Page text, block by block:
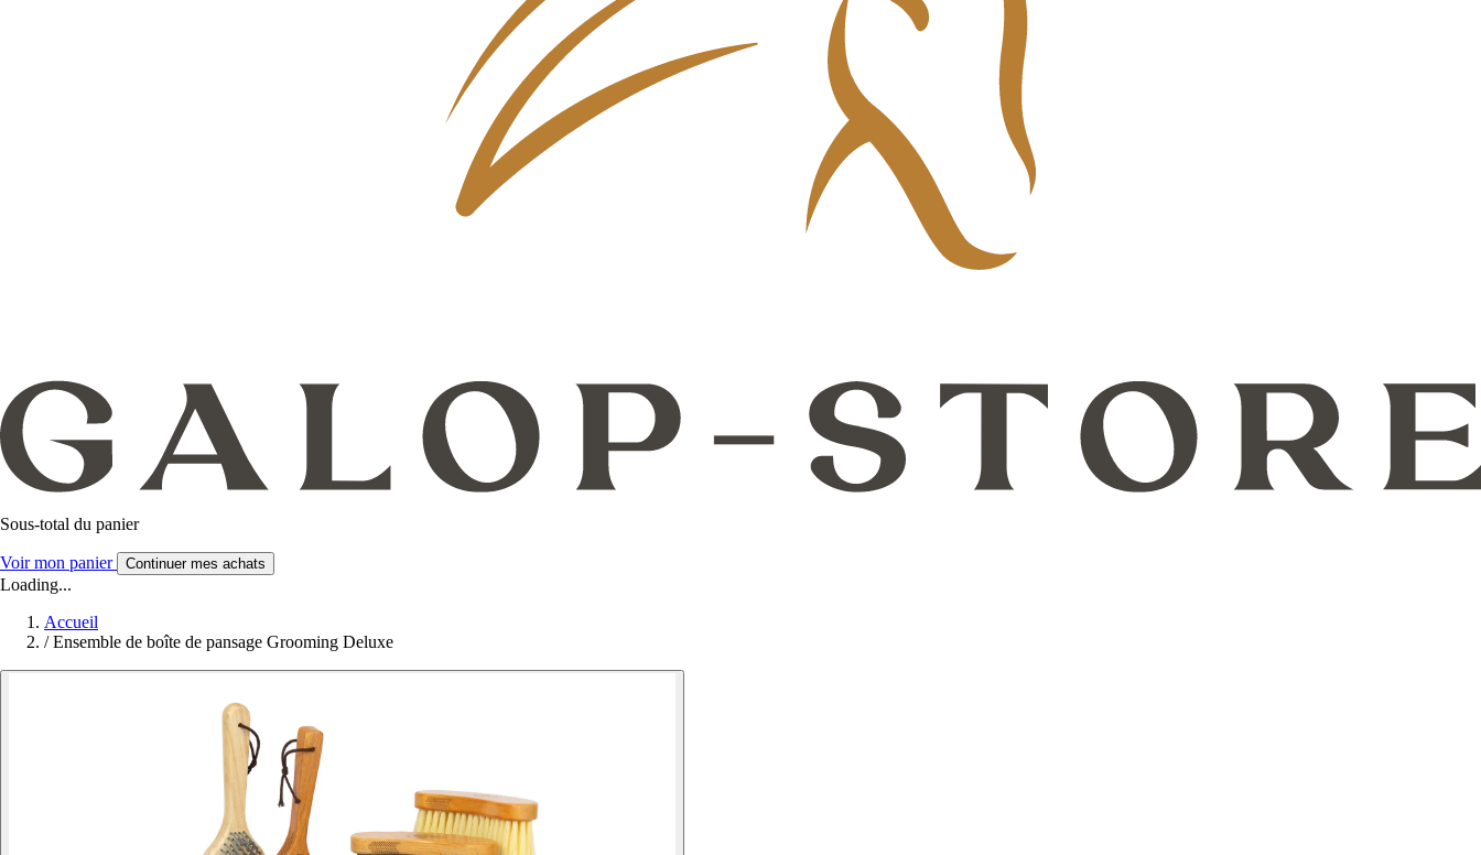
Sous-total du panier
Voir mon panier Continuer mes achats
Loading...
Accueil
/ Ensemble de boîte de pansage Grooming Deluxe